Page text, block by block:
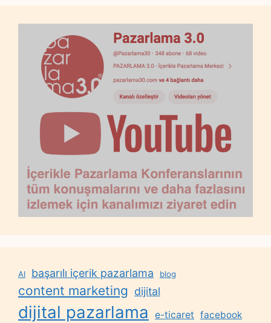
AI başarılı içerik pazarlama blog
content marketing dijital
dijital pazarlama e-ticaret facebook